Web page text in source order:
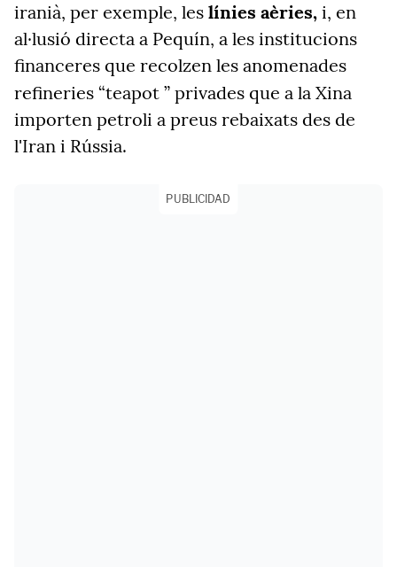
iranià, per exemple, les línies aèries, i, en
al·lusió directa a Pequín, a les institucions
financeres que recolzen les anomenades
refineries “teapot ” privades que a la Xina
importen petroli a preus rebaixats des de
l'Iran i Rússia.
PUBLICIDAD